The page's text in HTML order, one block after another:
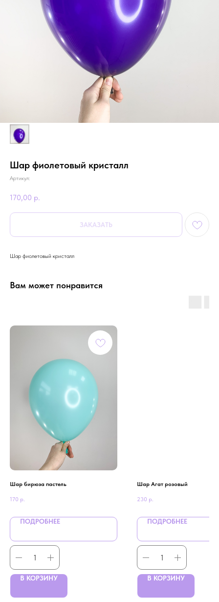
Шар фиолетовый кристалл
Артикул:
170,00 р.
ЗАКАЗАТЬ
Шар фиолетовый кристалл
Вам может понравится
Шар бирюза пастель
170 р.
ПОДРОБНЕЕ
В КОРЗИНУ
Шар Агат розовый
230 р.
ПОДРОБНЕЕ
В КОРЗИНУ